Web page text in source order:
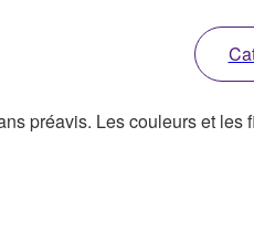
préavis. Les couleurs et